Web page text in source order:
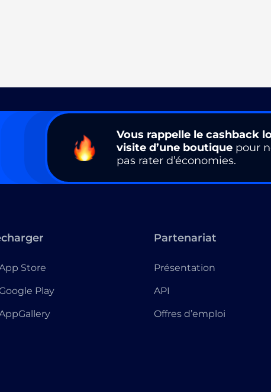
Vous rappelle le cashback
visite d’une boutique pour
pas rater d’économies.
Store
Play
Partenariat
Présentation
API
Offres d’emploi